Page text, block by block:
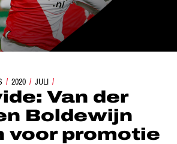
2020 JULI
HOORN EN BOLDEWIJN STRIJDEN VOOR
Van der
Boldewijn
voor promotie